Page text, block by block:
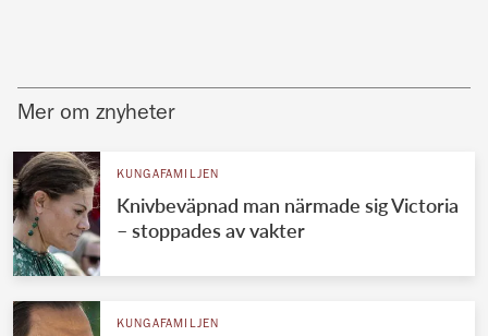
Mer om znyheter
KUNGAFAMILJEN
Knivbeväpnad man närmade sig Victoria
– stoppades av vakter
KUNGAFAMILJEN